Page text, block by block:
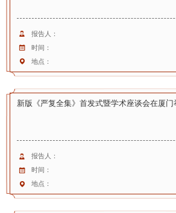
报告人：
时间：
地点：
新版《严复全集》首发式暨学术座谈会在厦门
报告人：
时间：
地点：